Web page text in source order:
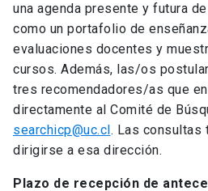
una agenda presente y futura
como un portafolio de
evaluaciones docentes y
cursos. Además, las/os
tres recomendadores/as que
directamente al Comité de
searchicp@uc.cl. Las consultas
dirigirse a esa dirección.
Plazo de recepción de